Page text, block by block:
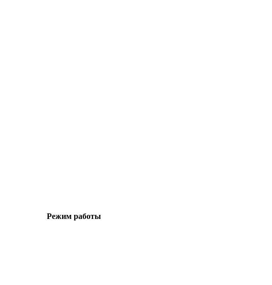
Режим работы